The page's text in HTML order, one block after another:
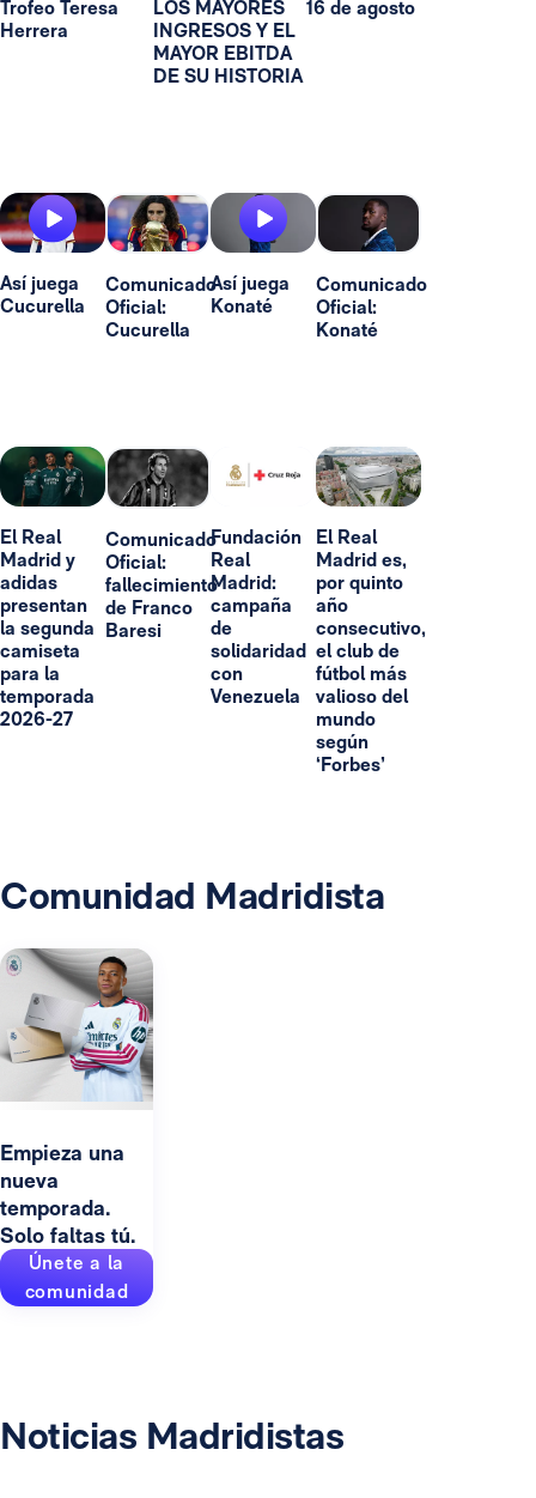
Trofeo Teresa
Herrera
LOS MAYORES
INGRESOS Y EL
MAYOR EBITDA
DE SU HISTORIA
16 de agosto
Así juega
Cucurella
Comunicado
Oficial:
Cucurella
Así juega
Konaté
Comunicado
Oficial:
Konaté
El Real
Madrid y
adidas
presentan
la segunda
camiseta
para la
temporada
2026-27
Comunicado
Oficial:
fallecimiento
de Franco
Baresi
Fundación
Real
Madrid:
campaña
de
solidaridad
con
Venezuela
El Real
Madrid es,
por quinto
año
consecutivo,
el club de
fútbol más
valioso del
mundo
según
‘Forbes’
Comunidad Madridista
Empieza una
nueva
temporada.
Solo faltas tú.
Únete a la
comunidad
Noticias Madridistas